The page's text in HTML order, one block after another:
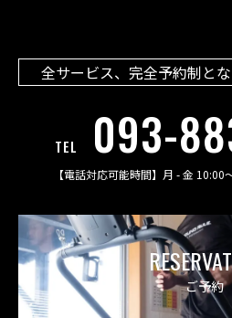
全サービス、完全予約制とな
TEL 093-
【電話対応可能時間】 月 - 金 10:00
ご予約